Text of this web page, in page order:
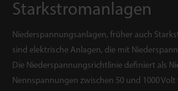
Starkstromanlagen
Niederspannungsanlagen, früher auch
sind elektrische Anlagen, die mit
Die Niederspannungsrichtlinie definiert als
Nennspannungen zwischen 50 und 1000